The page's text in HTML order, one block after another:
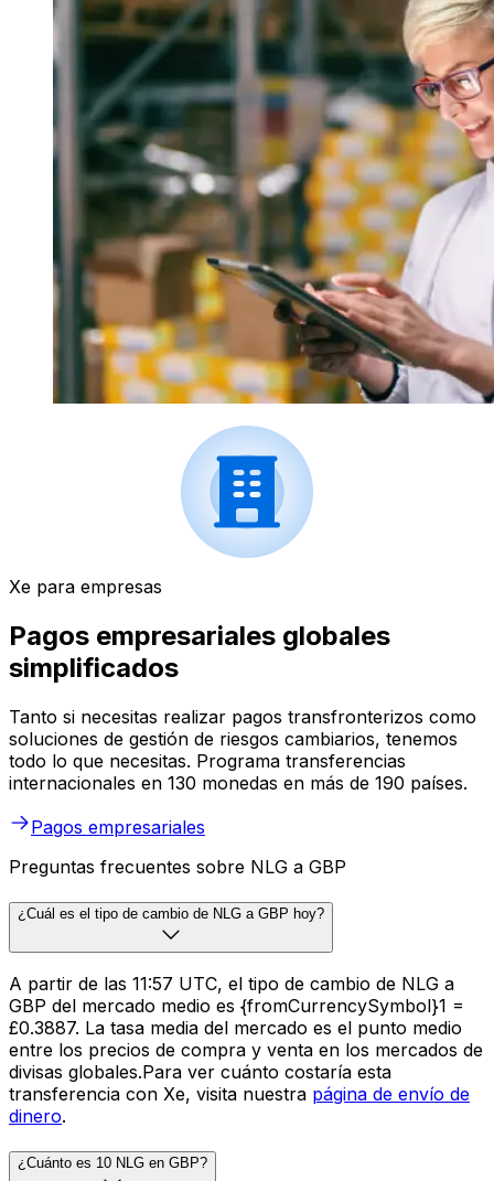
Xe para empresas
Pagos empresariales globales
simplificados
Tanto si necesitas realizar pagos transfronterizos como
soluciones de gestión de riesgos cambiarios, tenemos
todo lo que necesitas. Programa transferencias
internacionales en 130 monedas en más de 190 países.
Pagos empresariales
Preguntas frecuentes sobre NLG a GBP
¿Cuál es el tipo de cambio de NLG a GBP hoy?
A partir de las 11:57 UTC, el tipo de cambio de NLG a
GBP del mercado medio es {fromCurrencySymbol}1 =
£0.3887. La tasa media del mercado es el punto medio
entre los precios de compra y venta en los mercados de
divisas globales.Para ver cuánto costaría esta
transferencia con Xe, visita nuestra página de envío de
dinero.
¿Cuánto es 10 NLG en GBP?